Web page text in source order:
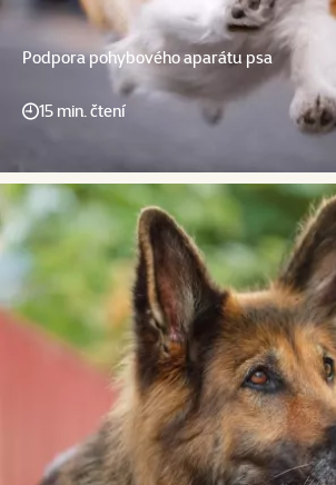
Podpora pohybového aparátu psa
15 min. čtení